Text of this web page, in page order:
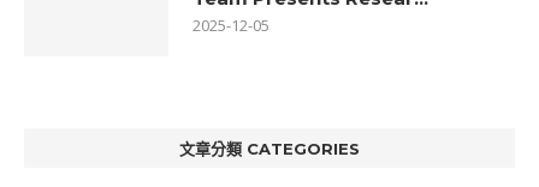
2025-12-05
文章分類 CATEGORIES